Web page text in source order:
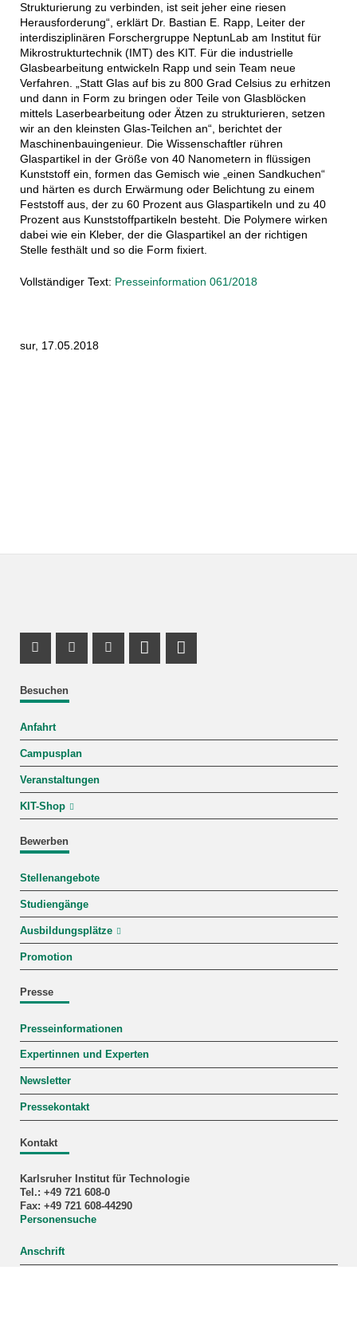
Strukturierung zu verbinden, ist seit jeher eine riesen
Herausforderung“, erklärt Dr. Bastian E. Rapp, Leiter der
interdisziplinären Forschergruppe NeptunLab am Institut für
Mikrostrukturtechnik (IMT) des KIT. Für die industrielle
Glasbearbeitung entwickeln Rapp und sein Team neue
Verfahren. „Statt Glas auf bis zu 800 Grad Celsius zu erhitzen
und dann in Form zu bringen oder Teile von Glasblöcken
mittels Laserbearbeitung oder Ätzen zu strukturieren, setzen
wir an den kleinsten Glas-Teilchen an“, berichtet der
Maschinenbauingenieur. Die Wissenschaftler rühren
Glaspartikel in der Größe von 40 Nanometern in flüssigen
Kunststoff ein, formen das Gemisch wie „einen Sandkuchen“
und härten es durch Erwärmung oder Belichtung zu einem
Feststoff aus, der zu 60 Prozent aus Glaspartikeln und zu 40
Prozent aus Kunststoffpartikeln besteht. Die Polymere wirken
dabei wie ein Kleber, der die Glaspartikel an der richtigen
Stelle festhält und so die Form fixiert.
Vollständiger Text: Presseinformation 061/2018
sur, 17.05.2018
Besuchen
Anfahrt
Campusplan
Veranstaltungen
KIT-Shop
Bewerben
Stellenangebote
Studiengänge
Ausbildungsplätze
Promotion
Presse
Presseinformationen
Expertinnen und Experten
Newsletter
Pressekontakt
Kontakt
Karlsruher Institut für Technologie
Tel.: +49 721 608-0
Fax: +49 721 608-44290
Personensuche
Anschrift
Instagram Profil
Facebook Profil
Youtube Profil
Profil Mastodon
LinkedIn Profil